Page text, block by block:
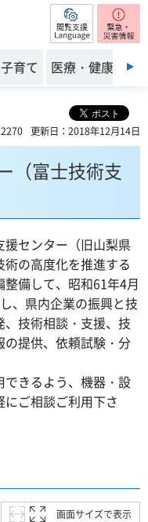
閲覧支援
育て 医療・健康・福
更新日：2018年12月14日
（富士技術支
センター（旧山梨県
の高度化を推進する
備して、昭和61年4月
、県内企業の振興と技
技術相談・支援、技
提供、依頼試験・分
きるよう、機器・設
ご相談ご利用下さ
画面サイズで表示